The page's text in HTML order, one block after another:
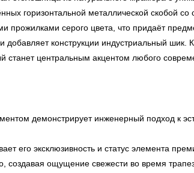
горизонтальной металлической скобой со
серого цвета, что придаёт
конструкции индустриальный шик.
центральным акцентом любого
демонстрирует инженерный подход к
его эксклюзивность и статус элемента
создавая ощущение свежести во время